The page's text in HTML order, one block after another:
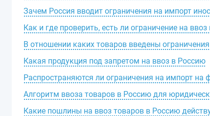
Зачем Россия вводит ограничения на импорт
Как и где проверить, есть ли ограничение на ввоз
В отношении каких товаров введены
Какая продукция под запретом на ввоз в Россию
Распространяются ли ограничения на импорт на
Алгоритм ввоза товаров в Россию для
Какие пошлины на ввоз товаров в Россию